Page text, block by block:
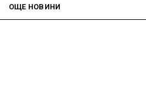
ОЩЕ НОВИНИ